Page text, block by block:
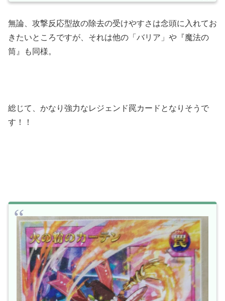
無論、攻撃反応型故の除去の受けやすさは念頭に入れてお
きたいところですが、それは他の「バリア」や『魔法の
筒』も同様。
総じて、かなり強力なレジェンド罠カードとなりそうで
す！！